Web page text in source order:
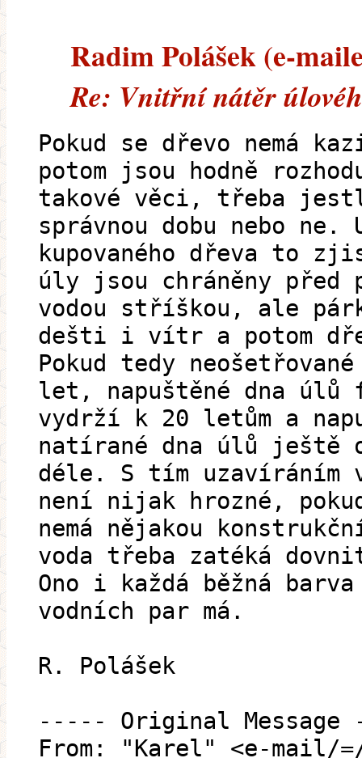
Radim Polášek (e-
Re: Vnitřní nátěr
Pokud se dřevo nemá
potom jsou hodně
takové věci, třeba
správnou dobu nebo ne.
kupovaného dřeva to
úly jsou chráněny před
vodou stříškou, ale
dešti i vítr a potom
Pokud tedy
let, napuštěné dna úlů
vydrží k 20 letům a
natírané dna úlů ještě
déle. S tím uzavíráním
není nijak hrozné,
nemá nějakou
voda třeba zatéká
Ono i každá běžná
vodních par má.
R. Polášek
----- Original
From: "Karel" <e-mail/